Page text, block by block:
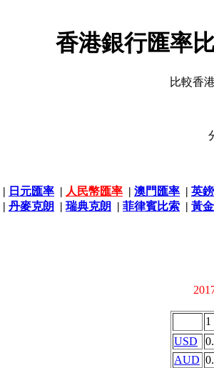
香港銀行匯率
比較香
| 日元匯率 | 人民幣匯率 | 澳門匯率 | 英
| 丹麥克朗 | 瑞典克朗 | 菲律賓比索 | 黃
1
USD
AUD